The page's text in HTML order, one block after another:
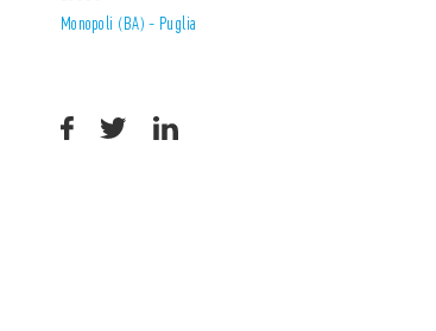
Monopoli (BA) - Puglia